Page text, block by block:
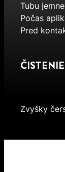
Tubu
Počas
Pred
Zvyšky